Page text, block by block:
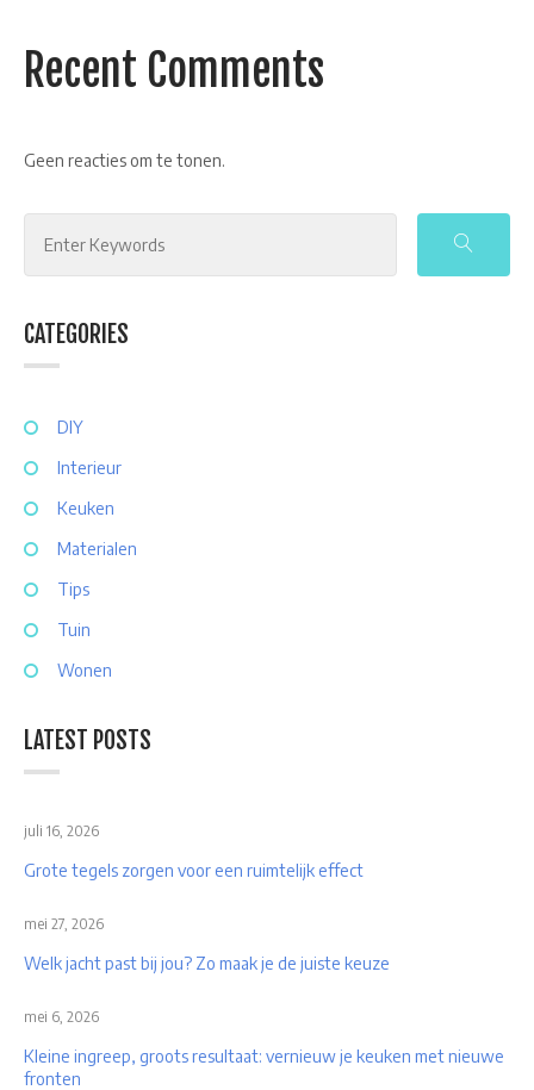
Recent Comments
Geen reacties om te tonen.
CATEGORIES
DIY
Interieur
Keuken
Materialen
Tips
Tuin
Wonen
LATEST POSTS
Grote tegels zorgen voor een ruimtelijk effect
juli 16, 2026
Welk jacht past bij jou? Zo maak je de juiste keuze
mei 27, 2026
Kleine ingreep, groots resultaat: vernieuw je keuken met nieuwe
fronten
mei 6, 2026